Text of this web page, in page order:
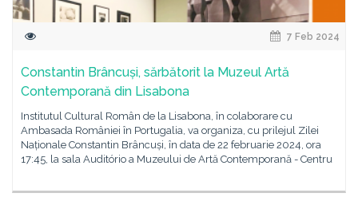
7 Feb 2024
Constantin Brâncuși, sărbătorit la Muzeul Artă
Contemporană din Lisabona
Institutul Cultural Român de la Lisabona, în colaborare cu
Ambasada României în Portugalia, va organiza, cu prilejul Zilei
Naționale Constantin Brâncuși, în data de 22 februarie 2024, ora
17:45, la sala Auditório a Muzeului de Artă Contemporană - Centru